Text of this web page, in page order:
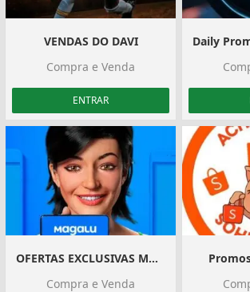
VENDAS DO DAVI
Compra e Venda
ENTRAR
OFERTAS EXCLUSIVAS MAGALU
Compra e Venda